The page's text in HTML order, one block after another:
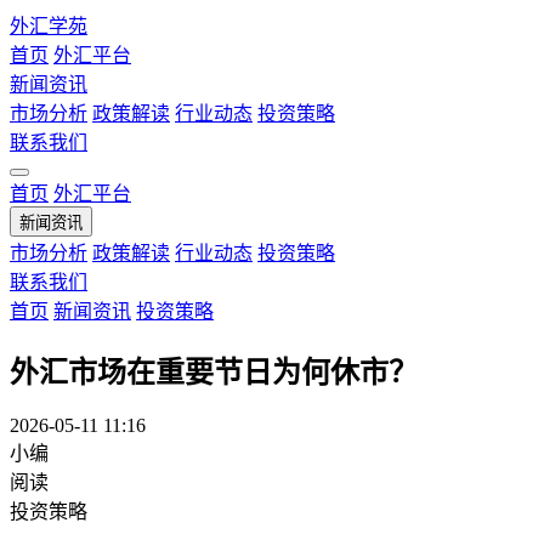
外汇学苑
首页 外汇平台
新闻资讯
市场分析 政策解读 行业动态 投资策略
联系我们
首页 外汇平台
新闻资讯
市场分析 政策解读 行业动态 投资策略
联系我们
首页 新闻资讯 投资策略
外汇市场在重要节日为何休市？
2026-05-11 11:16
小编
阅读
投资策略